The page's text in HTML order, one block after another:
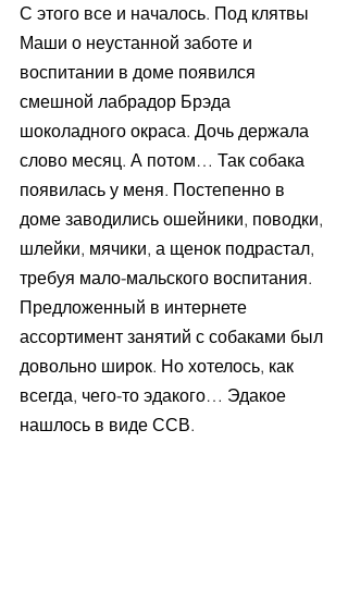
С этого все и началось. Под клятвы
Маши о неустанной заботе и
воспитании в доме появился
смешной лабрадор Брэда
шоколадного окраса. Дочь держала
слово месяц. А потом… Так собака
появилась у меня. Постепенно в
доме заводились ошейники, поводки,
шлейки, мячики, а щенок подрастал,
требуя мало-мальского воспитания.
Предложенный в интернете
ассортимент занятий с собаками был
довольно широк. Но хотелось, как
всегда, чего-то эдакого… Эдакое
нашлось в виде ССВ.